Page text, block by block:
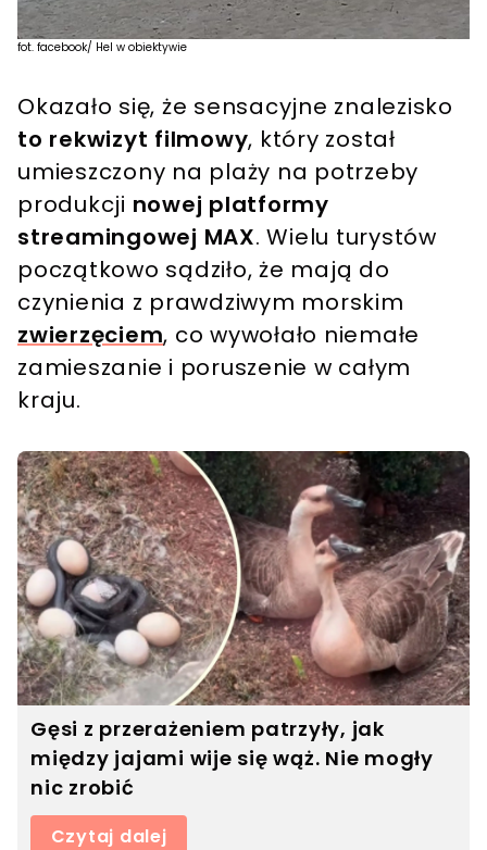
fot. facebook/ Hel w obiektywie
Okazało się, że sensacyjne znalezisko
to rekwizyt filmowy, który został
umieszczony na plaży na potrzeby
produkcji nowej platformy
streamingowej MAX. Wielu turystów
początkowo sądziło, że mają do
czynienia z prawdziwym morskim
zwierzęciem, co wywołało niemałe
zamieszanie i poruszenie w całym
kraju.
Gęsi z przerażeniem patrzyły, jak
między jajami wije się wąż. Nie mogły
nic zrobić
Czytaj dalej